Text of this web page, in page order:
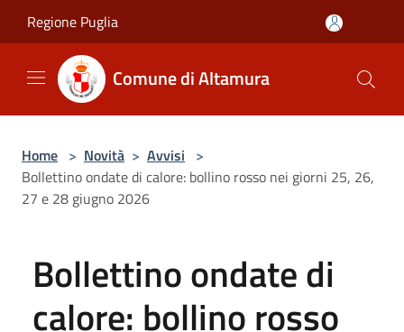
Regione Puglia
Comune di Altamura
Home > Novità > Avvisi >
Bollettino ondate di calore: bollino rosso nei giorni 25, 26,
27 e 28 giugno 2026
Bollettino ondate di
calore: bollino rosso